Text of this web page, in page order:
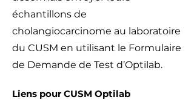
échantillons de
cholangiocarcinome au laboratoire
du CUSM en utilisant le Formulaire
de Demande de Test d’Optilab.
Liens pour CUSM Optilab